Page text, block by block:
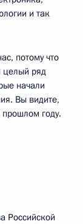
и так
потому что
целый ряд
начали
Вы видите,
году.
Российской